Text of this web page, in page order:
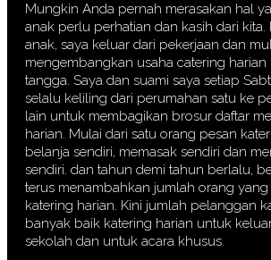
Mungkin Anda pernah merasakan hal
anak perlu perhatian dan kasih dari kita.
anak, saya keluar dari pekerjaan dan
mengembangkan usaha catering
tangga. Saya dan suami saya setiap
selalu keliling dari perumahan satu ke
lain untuk membagikan brosur daftar
harian. Mulai dari satu orang pesan
belanja sendiri, memasak sendiri dan
sendiri. dan tahun demi tahun berlalu,
terus menambahkan jumlah orang yang
katering harian. Kini jumlah pelanggan
banyak baik katering harian untuk
sekolah dan untuk acara khusus.